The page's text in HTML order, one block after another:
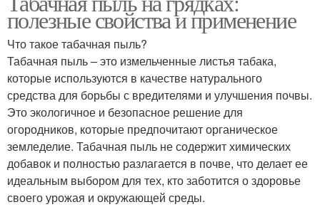
полезные свойства и применение
Что такое табачная пыль?
Табачная пыль – это измельченные листья табака,
которые используются в качестве натурального
средства для борьбы с вредителями и улучшения почвы.
Это экологичное и безопасное решение для
огородников, которые предпочитают органическое
земледелие. Табачная пыль не содержит химических
добавок и полностью разлагается в почве, что делает ее
идеальным выбором для тех, кто заботится о здоровье
своего урожая и окружающей среды.